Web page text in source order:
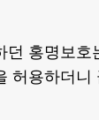
던 홍명보호
허용하더니